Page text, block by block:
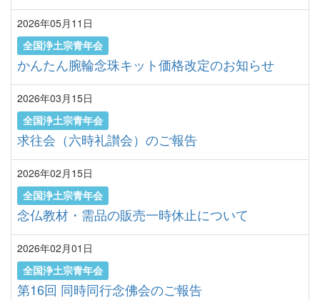
2026年05月11日
全国浄土宗青年会
かんたん腕輪念珠キット価格改定のお知らせ
2026年03月15日
全国浄土宗青年会
求往会（六時礼讃会）のご報告
2026年02月15日
全国浄土宗青年会
念仏教材・需品の販売一時休止について
2026年02月01日
全国浄土宗青年会
第16回 同時同行念佛会のご報告